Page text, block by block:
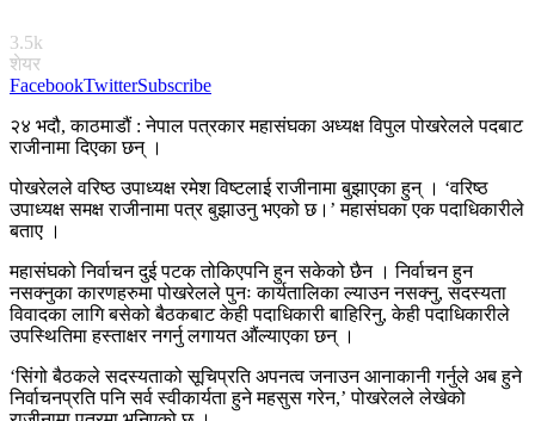
3.5k
शेयर
FacebookTwitterSubscribe
२४ भदौ, काठमाडौं : नेपाल पत्रकार महासंघका अध्यक्ष विपुल पोखरेलले पदबाट
राजीनामा दिएका छन् ।
पोखरेलले वरिष्ठ उपाध्यक्ष रमेश विष्टलाई राजीनामा बुझाएका हुन् । ‘वरिष्ठ
उपाध्यक्ष समक्ष राजीनामा पत्र बुझाउनु भएको छ।’ महासंघका एक पदाधिकारीले
बताए ।
महासंघको निर्वाचन दुई पटक तोकिएपनि हुन सकेको छैन । निर्वाचन हुन
नसक्नुका कारणहरुमा पोखरेलले पुनः कार्यतालिका ल्याउन नसक्नु, सदस्यता
विवादका लागि बसेको बैठकबाट केही पदाधिकारी बाहिरिनु, केही पदाधिकारीले
उपस्थितिमा हस्ताक्षर नगर्नु लगायत औंल्याएका छन् ।
‘सिंगो बैठकले सदस्यताको सूचिप्रति अपनत्व जनाउन आनाकानी गर्नुले अब हुने
निर्वाचनप्रति पनि सर्व स्वीकार्यता हुने महसुस गरेन,’ पोखरेलले लेखेको